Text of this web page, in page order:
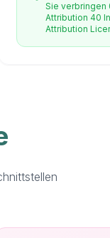
Sie verbringen
Attribution 40
Attribution